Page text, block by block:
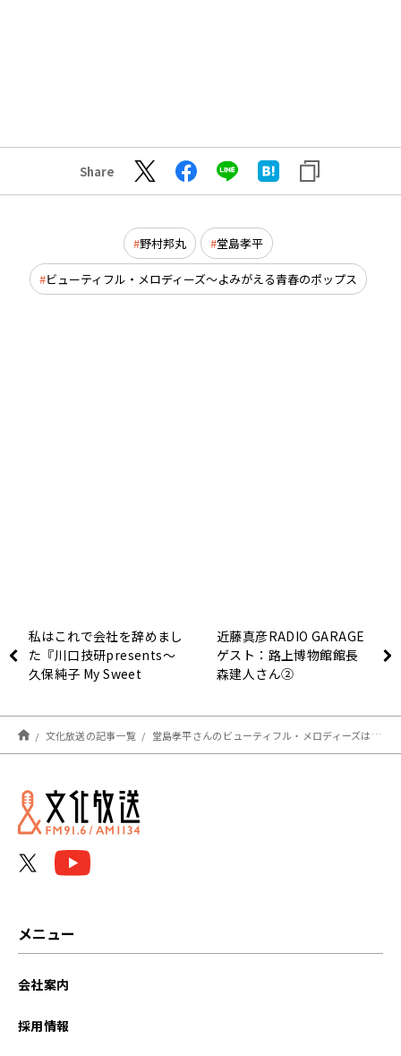
Share
野村邦丸 堂島孝平
ビューティフル・メロディーズ～よみがえる青春のポップス
私はこれで会社を辞めまし
た『川口技研presents～
久保純子 My Sweet
近藤真彦RADIO GARAGE
ゲスト：路上博物館館長
森建人さん②
文化放送の記事一覧 堂島孝平さんのビューティフル・メロディーズは・・・？
メニュー
会社案内
採用情報